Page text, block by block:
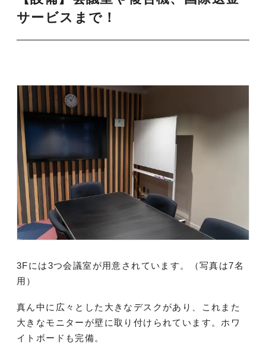
サービスまで！
3Fには3つ会議室が用意されています。（写真は7名
用）
真ん中に広々とした大きなデスクがあり、これまた
大きなモニターが壁に取り付けられています。ホワ
イトボードも完備。